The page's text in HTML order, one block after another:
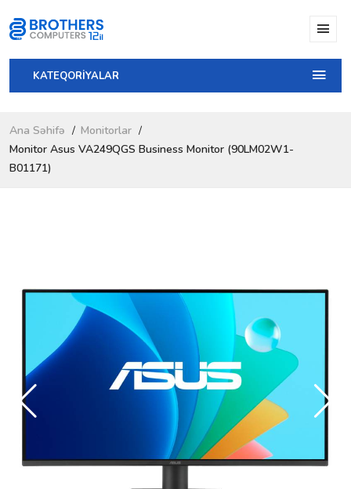
KATEQORİYALAR
Ana Səhifə
Monitorlar
Monitor Asus VA249QGS Business Monitor (90LM02W1-
B01171)